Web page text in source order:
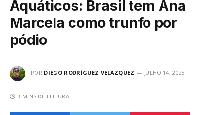
Aquáticos: Brasil tem Ana
Marcela como trunfo por
pódio
POR DIEGO RODRÍGUEZ VELÁZQUEZ JULHO 14, 2025
3 MINS DE LEITURA